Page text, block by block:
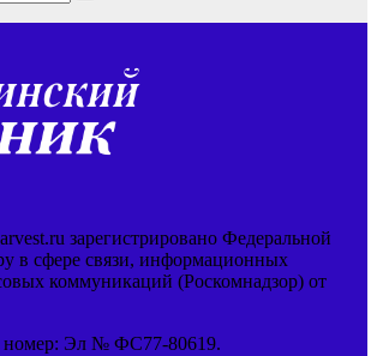
зарегистрировано Федеральной
в сфере связи, информационных
коммуникаций (Роскомнадзор) от
номер: Эл № ФС77-80619.